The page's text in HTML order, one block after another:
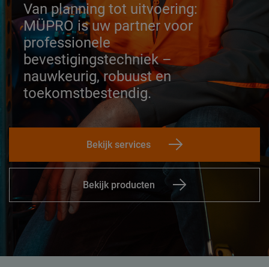
Van planning tot uitvoering:
MÜPRO is uw partner voor
professionele
bevestigingstechniek –
nauwkeurig, robuust en
toekomstbestendig.
Bekijk services
Bekijk producten